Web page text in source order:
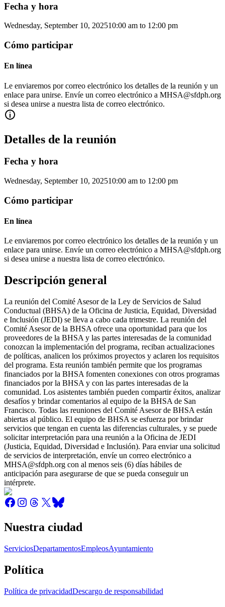
Fecha y hora
Wednesday, September 10, 202510:00 am to 12:00 pm
Cómo participar
En línea
Le enviaremos por correo electrónico los detalles de la reunión y un
enlace para unirse. Envíe un correo electrónico a MHSA@sfdph.org
si desea unirse a nuestra lista de correo electrónico.
Detalles de la reunión
Fecha y hora
Wednesday, September 10, 202510:00 am to 12:00 pm
Cómo participar
En línea
Le enviaremos por correo electrónico los detalles de la reunión y un
enlace para unirse. Envíe un correo electrónico a MHSA@sfdph.org
si desea unirse a nuestra lista de correo electrónico.
Descripción general
La reunión del Comité Asesor de la Ley de Servicios de Salud
Conductual (BHSA) de la Oficina de Justicia, Equidad, Diversidad
e Inclusión (JEDI) se lleva a cabo cada trimestre. La reunión del
Comité Asesor de la BHSA ofrece una oportunidad para que los
proveedores de la BHSA y las partes interesadas de la comunidad
conozcan la implementación del programa, reciban actualizaciones
de políticas, analicen los próximos proyectos y aclaren los requisitos
del programa. Esta reunión también permite que los programas
financiados por la BHSA fomenten conexiones con otros programas
financiados por la BHSA y con las partes interesadas de la
comunidad. Los asistentes también pueden compartir éxitos, analizar
desafíos y brindar comentarios al equipo de la BHSA de San
Francisco. Todas las reuniones del Comité Asesor de BHSA están
abiertas al público. El equipo de BHSA se esfuerza por brindar
servicios que tengan en cuenta las diferencias culturales, y se puede
solicitar interpretación para una reunión a la Oficina de JEDI
(Justicia, Equidad, Diversidad e Inclusión). Para enviar una solicitud
de servicios de interpretación, envíe un correo electrónico a
MHSA@sfdph.org con al menos seis (6) días hábiles de
anticipación para asegurarse de que se pueda conseguir un
intérprete.
Nuestra ciudad
ServiciosDepartamentosEmpleosAyuntamiento
Política
Política de privacidadDescargo de responsabilidad